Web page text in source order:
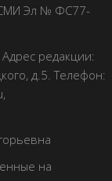
СМИ Эл № ФС77-
редакции:
д.5. Телефон:
на